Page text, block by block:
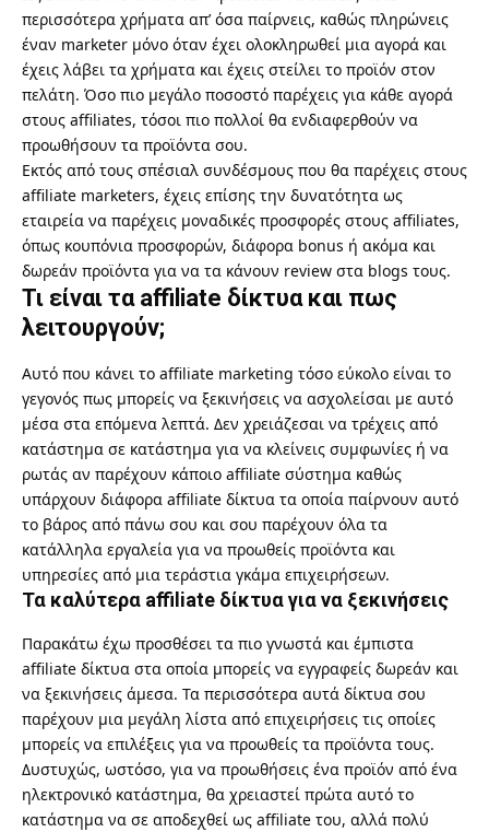
περισσότερα χρήματα απ’ όσα παίρνεις, καθώς πληρώνεις
έναν marketer μόνο όταν έχει ολοκληρωθεί μια αγορά και
έχεις λάβει τα χρήματα και έχεις στείλει το προϊόν στον
πελάτη. Όσο πιο μεγάλο ποσοστό παρέχεις για κάθε αγορά
στους affiliates, τόσοι πιο πολλοί θα ενδιαφερθούν να
προωθήσουν τα προϊόντα σου.
Εκτός από τους σπέσιαλ συνδέσμους που θα παρέχεις στους
affiliate marketers, έχεις επίσης την δυνατότητα ως
εταιρεία να παρέχεις μοναδικές προσφορές στους affiliates,
όπως κουπόνια προσφορών, διάφορα bonus ή ακόμα και
δωρεάν προϊόντα για να τα κάνουν review στα blogs τους.
Τι είναι τα affiliate δίκτυα και πως
λειτουργούν;
Αυτό που κάνει το affiliate marketing τόσο εύκολο είναι το
γεγονός πως μπορείς να ξεκινήσεις να ασχολείσαι με αυτό
μέσα στα επόμενα λεπτά. Δεν χρειάζεσαι να τρέχεις από
κατάστημα σε κατάστημα για να κλείνεις συμφωνίες ή να
ρωτάς αν παρέχουν κάποιο affiliate σύστημα καθώς
υπάρχουν διάφορα affiliate δίκτυα τα οποία παίρνουν αυτό
το βάρος από πάνω σου και σου παρέχουν όλα τα
κατάλληλα εργαλεία για να προωθείς προϊόντα και
υπηρεσίες από μια τεράστια γκάμα επιχειρήσεων.
Τα καλύτερα affiliate δίκτυα για να ξεκινήσεις
Παρακάτω έχω προσθέσει τα πιο γνωστά και έμπιστα
affiliate δίκτυα στα οποία μπορείς να εγγραφείς δωρεάν και
να ξεκινήσεις άμεσα. Τα περισσότερα αυτά δίκτυα σου
παρέχουν μια μεγάλη λίστα από επιχειρήσεις τις οποίες
μπορείς να επιλέξεις για να προωθείς τα προϊόντα τους.
Δυστυχώς, ωστόσο, για να προωθήσεις ένα προϊόν από ένα
ηλεκτρονικό κατάστημα, θα χρειαστεί πρώτα αυτό το
κατάστημα να σε αποδεχθεί ως affiliate του, αλλά πολύ